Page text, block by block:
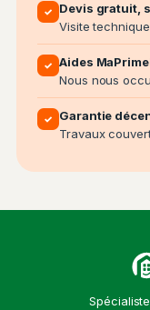
✓
Devis gratuit,
Visite
✓ Aides
Nous nous
✓
Garantie
Travaux